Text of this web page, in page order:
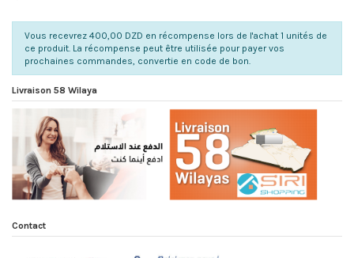
Vous recevrez 400,00 DZD en récompense lors de l'achat 1 unités de
ce produit. La récompense peut être utilisée pour payer vos
prochaines commandes, convertie en code de bon.
Livraison 58 Wilaya
Contact